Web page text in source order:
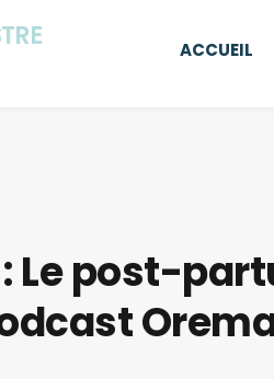
ACCUEIL
Le post-